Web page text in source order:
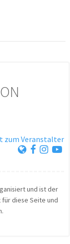
zum Veranstalter
und ist der
diese Seite und